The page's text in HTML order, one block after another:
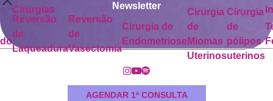
Cirurgias
Reversão
de
Laqueadura
Reversão
de
Vasectomia
Cirurgia de
Endometriose
Cirurgia
de
Miomas
Uterinos
Cirurgia
de
pólipos
uterinos
AGENDAR 1ª CONSULTA
Newsletter